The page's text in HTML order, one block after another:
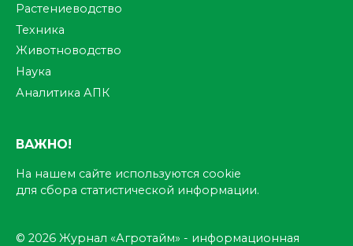
Растениеводство
Техника
Животноводство
Наука
Аналитика АПК
ВАЖНО!
На нашем сайте используются cookie
для сбора статистической информации.
© 2026 Журнал «Агротайм» - информационная